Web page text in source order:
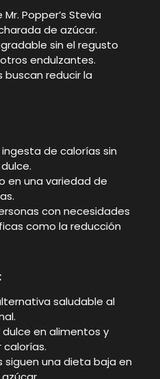
Popper’s Stevia
de azúcar.
sin el regusto
endulzantes.
buscan reducir la
de calorías sin
en una variedad de
con necesidades
como la reducción
saludable al
en alimentos y
calorías.
siguen una dieta baja en